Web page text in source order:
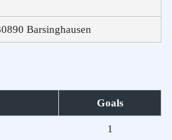
Barsinghausen
Goals
1